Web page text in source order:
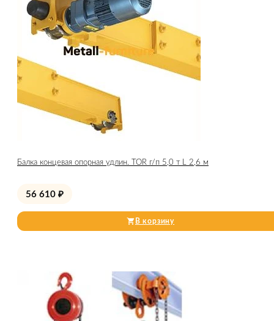
Балка концевая опорная удлин. TOR г/п 5,0 т L 2,6 м
56 610 ₽
В корзину